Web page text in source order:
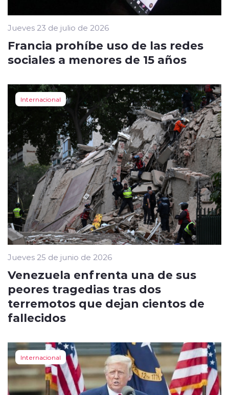
Jueves 23 de julio de 2026
Francia prohíbe uso de las redes
sociales a menores de 15 años
Internacional
Jueves 25 de junio de 2026
Venezuela enfrenta una de sus
peores tragedias tras dos
terremotos que dejan cientos de
fallecidos
Internacional